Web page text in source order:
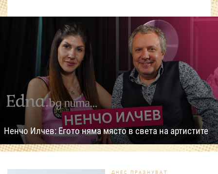
Ненчо Илчев: Егото няма място в света на артистите
ДНЕС ПРАЗНУВАТ